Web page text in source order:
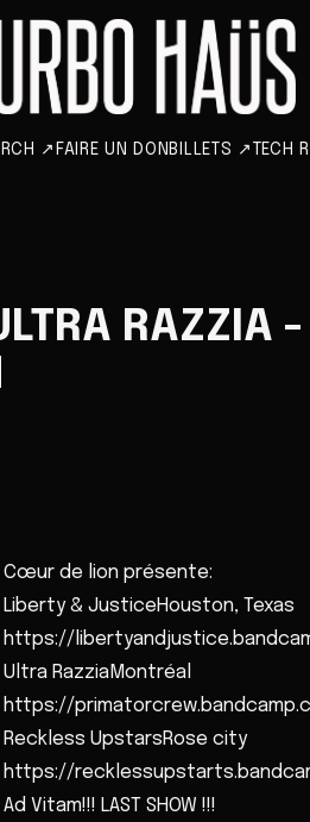
↗ FAIRE UN DON BILLETS ↗ TECH
RAZZIA -
Cœur de lion présente:
Liberty & JusticeHouston, Texas
https://
Ultra RazziaMontréal
https://
Reckless UpstarsRose city
https://
Ad Vitam!!! LAST SHOW !!!